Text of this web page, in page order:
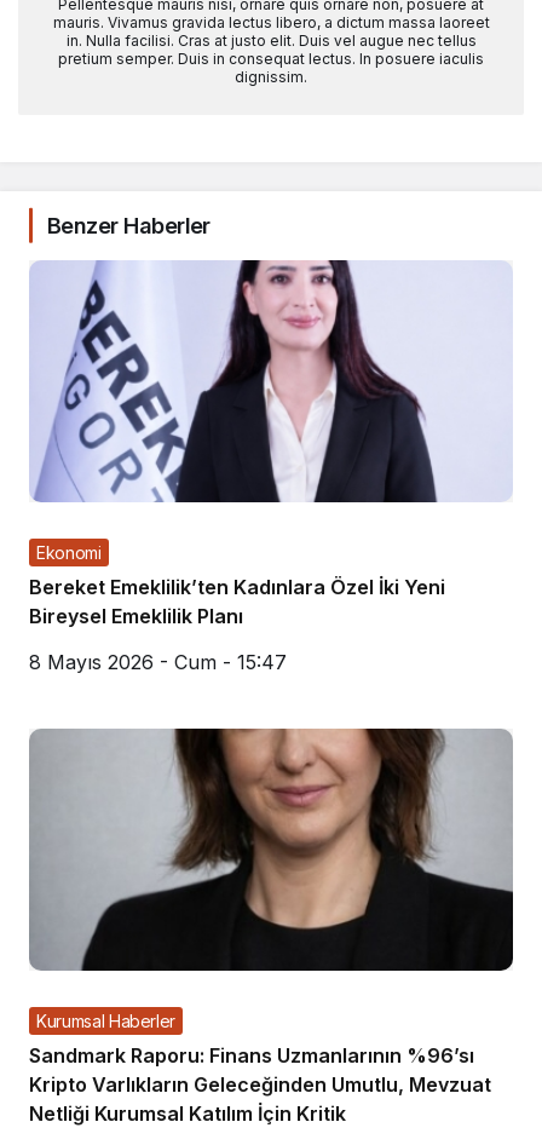
Pellentesque mauris nisi, ornare quis ornare non, posuere at
mauris. Vivamus gravida lectus libero, a dictum massa laoreet
in. Nulla facilisi. Cras at justo elit. Duis vel augue nec tellus
pretium semper. Duis in consequat lectus. In posuere iaculis
dignissim.
Benzer Haberler
Ekonomi
Bereket Emeklilik’ten Kadınlara Özel İki Yeni
Bireysel Emeklilik Planı
8 Mayıs 2026 - Cum - 15:47
Kurumsal Haberler
Sandmark Raporu: Finans Uzmanlarının %96’sı
Kripto Varlıkların Geleceğinden Umutlu, Mevzuat
Netliği Kurumsal Katılım İçin Kritik